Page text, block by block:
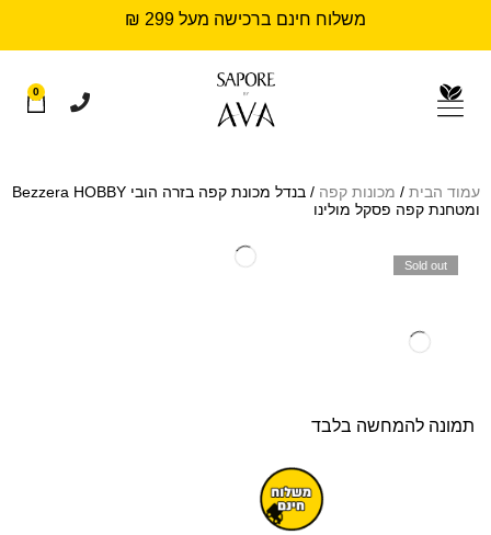
משלוח חינם ברכישה מעל 299 ₪
0
עמוד הבית / מכונות קפה
/ בנדל מכונת קפה בזרה הובי Bezzera HOBBY
ומטחנת קפה פסקל מולינו
Sold out
תמונה להמחשה בלבד